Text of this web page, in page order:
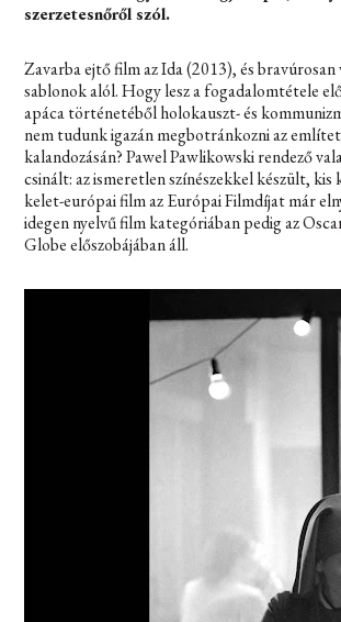
szerzetesnőről szól.
Zavarba ejtő film az Ida (2013), és bravúrosan
sablonok alól. Hogy lesz a fogadalomtétele
apáca történetéből holokauszt- és
nem tudunk igazán megbotránkozni az
kalandozásán? Pawel Pawlikowski rendező
csinált: az ismeretlen színészekkel készült, kis
kelet-európai film az Európai Filmdíjat már
idegen nyelvű film kategóriában pedig az
Globe előszobájában áll.